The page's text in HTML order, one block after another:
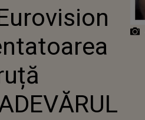
REFUZ SĂ PREZINT ASTA.
NU POT SĂ MĂ UIT ÎN
FAȚA CAMEREI CÂND
ROMÂNIA ARE..."